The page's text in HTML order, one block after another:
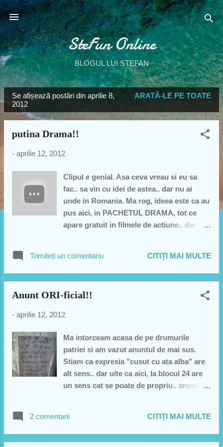
Treceți la conținutul principal
SteFun Online
BLOGUL LUI STEFAN
P
o
Se afișează postări din aprilie 8,
2012
ARATĂ-LE PE TOATE
putina Drama!!
- aprilie 12, 2012
Clipul e genial. Asa ceva vreau si eu sa
fac.. sa vin cu idei de astea.. dar nu ai
unde in Romania. Ma rog, ideea este ca au
pus aici, in PACHETUL DRAMA, tot ce
apare gratuit in filmele de actiune.. dar
gangsterii si mai ales ECHIPA DE FOTBAL
AMERICAN!!! GENIAL!! si ma gandesc de
Asa ceva nu se poate in Buhusi. Ai zice ca
goale pe motor dar lipseste echipa de
Fotbal American...:))))
Trimiteți un comentariu CITIȚI MAI MULTE
Anunt ORI-ficial!!
- aprilie 12, 2012
Ma intorceam acasa de pe drumurile
patriei si am vazut anuntul de mai sus.
Stiam ca expresia "cusut cu ata alba" are
alt sens.. dar uite ca aici, la blocul 24 are
un sens cat se poate de propriu.. anuntul
au fost interesante si mi-a placut un
comment al lui Razvan asa ca il pun si
2 comentarii CITIȚI MAI MULTE